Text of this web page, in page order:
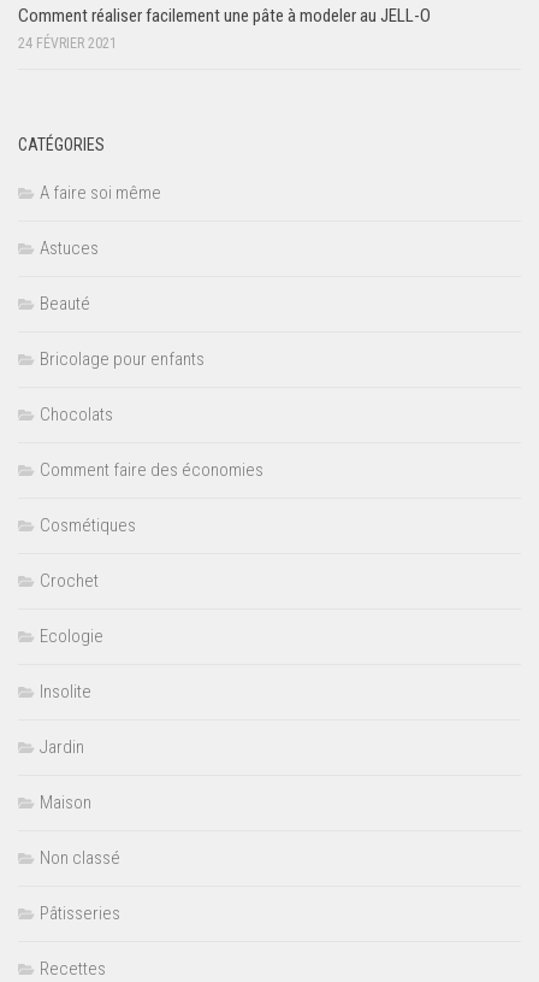
Comment réaliser facilement une pâte à modeler au JELL-O
24 FÉVRIER 2021
CATÉGORIES
A faire soi même
Astuces
Beauté
Bricolage pour enfants
Chocolats
Comment faire des économies
Cosmétiques
Crochet
Ecologie
Insolite
Jardin
Maison
Non classé
Pâtisseries
Recettes